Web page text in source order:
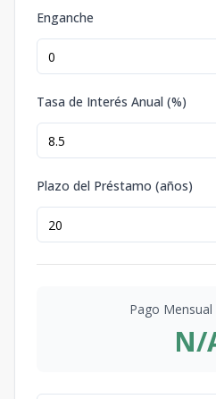
Enganche
Tasa de Interés Anual (%)
Plazo del Préstamo (años)
Pago
N/